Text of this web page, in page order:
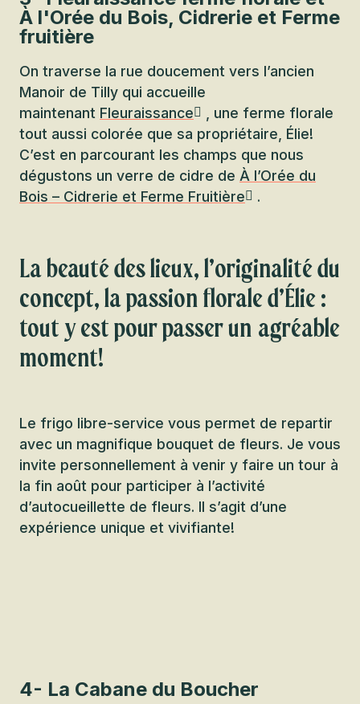
À l'Orée du Bois, Cidrerie et Ferme
fruitière
On traverse la rue doucement vers l’ancien
Manoir de Tilly qui accueille
maintenant Fleuraissance
, une ferme florale
tout aussi colorée que sa propriétaire, Élie!
C’est en parcourant les champs que nous
dégustons un verre de cidre de À l’Orée du
Bois – Cidrerie et Ferme Fruitière
.
La beauté des lieux, l’originalité du
concept, la passion florale d’Élie :
tout y est pour passer un agréable
moment!
Le frigo libre-service vous permet de repartir
avec un magnifique bouquet de fleurs. Je vous
invite personnellement à venir y faire un tour à
la fin août pour participer à l’activité
d’autocueillette de fleurs. Il s’agit d’une
expérience unique et vivifiante!
4- La Cabane du Boucher